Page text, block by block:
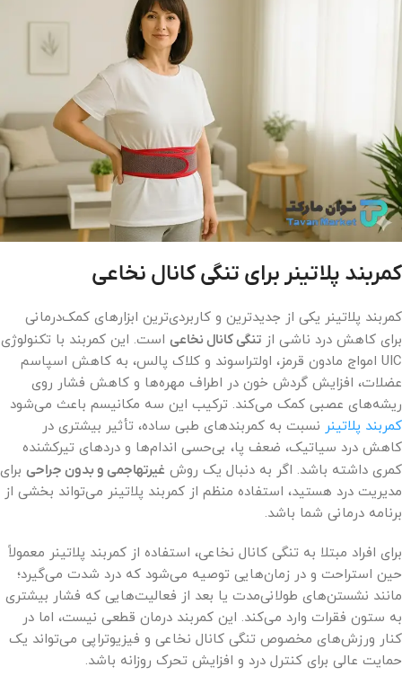
کمربند پلاتینر برای تنگی کانال نخاعی
کمربند پلاتینر یکی از جدیدترین و کاربردی‌ترین ابزارهای کمک‌درمانی
برای کاهش درد ناشی از تنگی کانال نخاعی است. این کمربند با تکنولوژی
UIC امواج مادون قرمز، اولتراسوند و کلاک پالس، به کاهش اسپاسم
عضلات، افزایش گردش خون در اطراف مهره‌ها و کاهش فشار روی
ریشه‌های عصبی کمک می‌کند. ترکیب این سه مکانیسم باعث می‌شود
کمربند پلاتینر نسبت به کمربندهای طبی ساده، تأثیر بیشتری در
کاهش درد سیاتیک، ضعف پا، بی‌حسی اندام‌ها و دردهای تیرکشنده
کمری داشته باشد. اگر به دنبال یک روش غیرتهاجمی و بدون جراحی برای
مدیریت درد هستید، استفاده منظم از کمربند پلاتینر می‌تواند بخشی از
برنامه درمانی شما باشد.
برای افراد مبتلا به تنگی کانال نخاعی، استفاده از کمربند پلاتینر معمولاً
حین استراحت و در زمان‌هایی توصیه می‌شود که درد شدت می‌گیرد؛
مانند نشستن‌های طولانی‌مدت یا بعد از فعالیت‌هایی که فشار بیشتری
به ستون فقرات وارد می‌کند. این کمربند درمان قطعی نیست، اما در
کنار ورزش‌های مخصوص تنگی کانال نخاعی و فیزیوتراپی می‌تواند یک
حمایت عالی برای کنترل درد و افزایش تحرک روزانه باشد.